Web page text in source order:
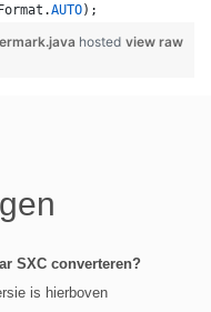
.AUTO);
view raw
hosted
SXC converteren?
is hierboven